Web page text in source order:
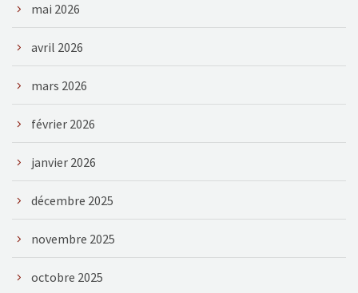
mai 2026
avril 2026
mars 2026
février 2026
janvier 2026
décembre 2025
novembre 2025
octobre 2025